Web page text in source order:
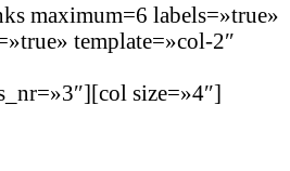
maximum=6 labels=»true»
template=»col-2″
size=»4″]